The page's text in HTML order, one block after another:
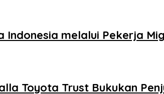
Indonesia melalui Pekerja
Toyota Trust Bukukan